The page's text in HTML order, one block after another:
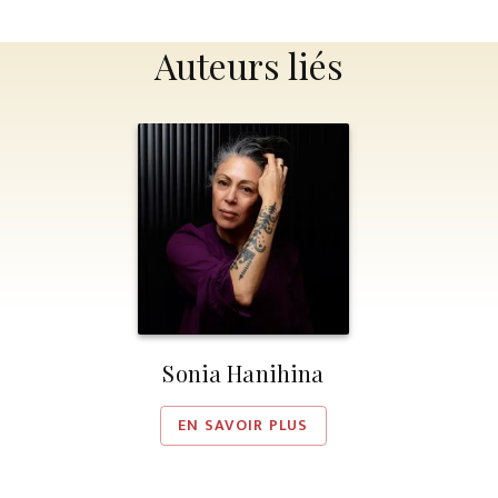
Auteurs liés
Sonia Hanihina
EN SAVOIR PLUS